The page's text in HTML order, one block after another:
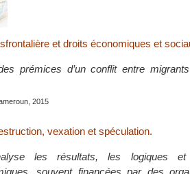
et droits économiques et
prémices d’un conflit entre
2015
vexation et spéculation.
les résultats, les logiques et
souvent financées par des